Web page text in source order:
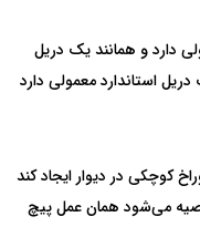
دارد و همانند یک دریل
استاندارد معمولی دارد
کوچکی در دیوار ایجاد کند
می‌شود همان عمل پیچ